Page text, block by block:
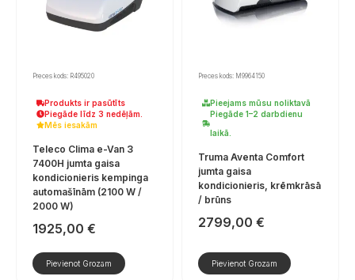
Preces kods: R495020
Produkts ir pasūtīts
Piegāde līdz 3 nedēļām.
Mēs iesakām
Teleco Clima e-Van 3
7400H jumta gaisa
kondicionieris kempinga
automašīnām (2100 W /
2000 W)
1925,00 €
Pievienot Grozam
Preces kods: M9964150
Pieejams mūsu noliktavā
Piegāde 1–2 darbdienu
laikā.
Truma Aventa Comfort
jumta gaisa
kondicionieris, krēmkrāsā
/ brūns
2799,00 €
Pievienot Grozam